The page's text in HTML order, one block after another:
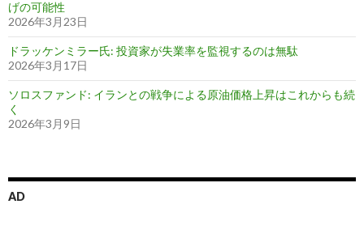
げの可能性
2026年3月23日
ドラッケンミラー氏: 投資家が失業率を監視するのは無駄
2026年3月17日
ソロスファンド: イランとの戦争による原油価格上昇はこれからも続
く
2026年3月9日
AD